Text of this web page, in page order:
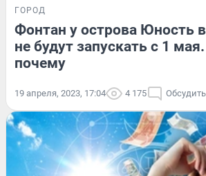
ГОРОД
Фонтан у острова Юность
не будут запускать с 1
почему
19 апреля, 2023, 17:04 4 175 Обсудить